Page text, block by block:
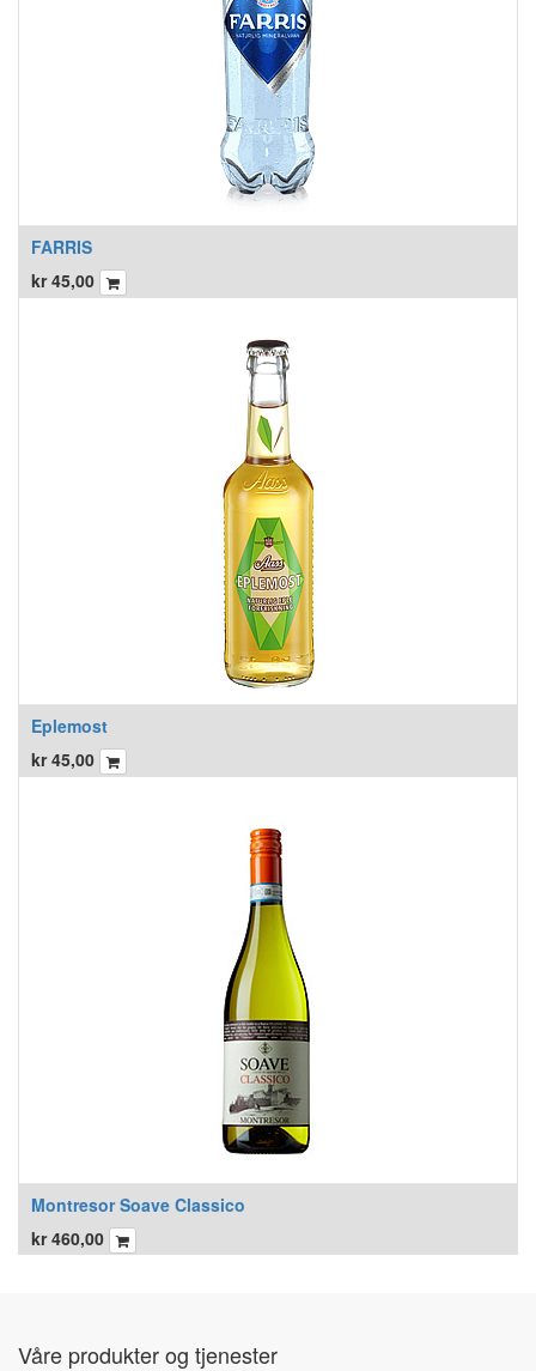
FARRIS
kr45,00
Eplemost
kr45,00
Montresor Soave Classico
kr460,00
Våre produkter og tjenester